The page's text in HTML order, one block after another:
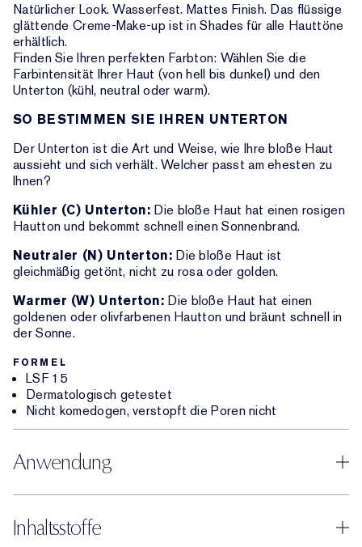
Natürlicher Look. Wasserfest. Mattes Finish. Das flüssige
glättende Creme-Make-up ist in Shades für alle Hauttöne
erhältlich.
Finden Sie Ihren perfekten Farbton: Wählen Sie die
Farbintensität Ihrer Haut (von hell bis dunkel) und den
Unterton (kühl, neutral oder warm).
SO BESTIMMEN SIE IHREN UNTERTON
Der Unterton ist die Art und Weise, wie Ihre bloße Haut
aussieht und sich verhält. Welcher passt am ehesten zu
Ihnen?
Kühler (C) Unterton: Die bloße Haut hat einen rosigen
Hautton und bekommt schnell einen Sonnenbrand.
Neutraler (N) Unterton:Die bloße Haut ist
gleichmäßig getönt, nicht zu rosa oder golden.
Warmer (W) Unterton: Die bloße Haut hat einen
goldenen oder olivfarbenen Hautton und bräunt schnell in
der Sonne.
FORMEL
LSF 15
Dermatologisch getestet
Nicht komedogen, verstopft die Poren nicht
Anwendung
Inhaltsstoffe